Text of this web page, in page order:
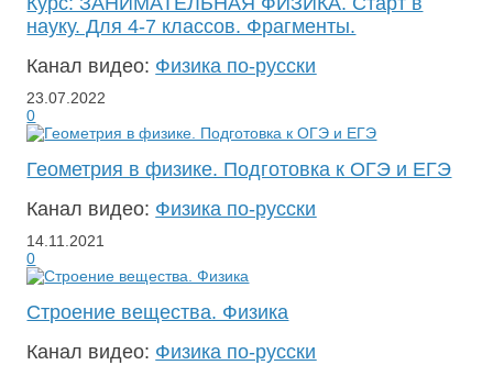
науку. Для 4-7 классов. Фрагменты.
Канал видео: Физика по-русски
23.07.2022
0
Геометрия в физике. Подготовка к ОГЭ и ЕГЭ
Канал видео: Физика по-русски
14.11.2021
0
Строение вещества. Физика
Канал видео: Физика по-русски